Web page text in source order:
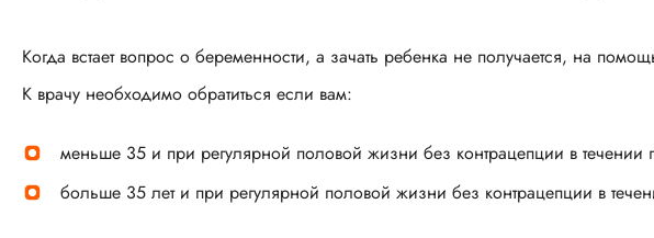
Когда встает вопрос о беременности, а зачать ребенка не получается, на
К врачу необходимо обратиться если вам:
меньше 35 и при регулярной половой жизни без контрацепции в течении
больше 35 лет и при регулярной половой жизни без контрацепции в